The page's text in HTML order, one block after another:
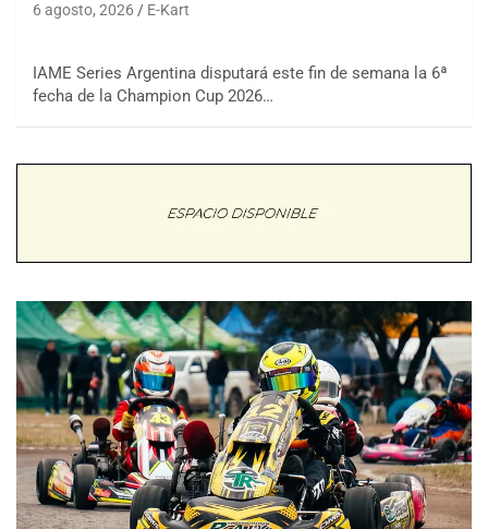
6 agosto, 2026 E-Kart
IAME Series Argentina disputará este fin de semana la 6ª
fecha de la Champion Cup 2026…